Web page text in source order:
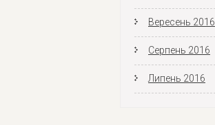
Вересень 2016
Серпень 2016
Липень 2016